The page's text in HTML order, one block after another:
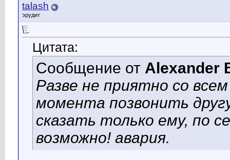
talash
эрудит
Цитата:
Сообщение от Alexander
Разве не приятно со
момента позвонить
сказать только ему, по
возможно! авария.